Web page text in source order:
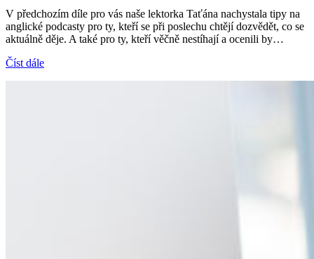
V předchozím díle pro vás naše lektorka Taťána nachystala tipy na
anglické podcasty pro ty, kteří se při poslechu chtějí dozvědět, co se
aktuálně děje. A také pro ty, kteří věčně nestíhají a ocenili by…
Číst dále